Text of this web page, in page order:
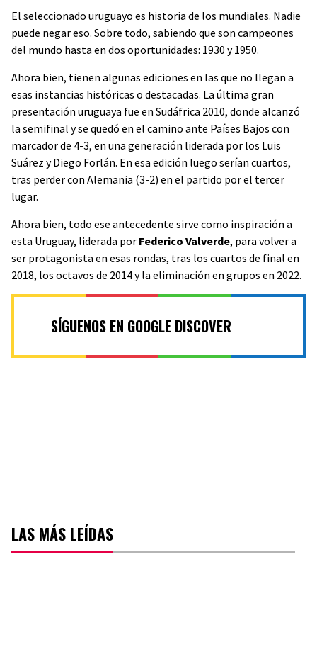
El seleccionado uruguayo es historia de los mundiales. Nadie
puede negar eso. Sobre todo, sabiendo que son campeones
del mundo hasta en dos oportunidades: 1930 y 1950.
Ahora bien, tienen algunas ediciones en las que no llegan a
esas instancias históricas o destacadas. La última gran
presentación uruguaya fue en Sudáfrica 2010, donde alcanzó
la semifinal y se quedó en el camino ante Países Bajos con
marcador de 4-3, en una generación liderada por los Luis
Suárez y Diego Forlán. En esa edición luego serían cuartos,
tras perder con Alemania (3-2) en el partido por el tercer
lugar.
Ahora bien, todo ese antecedente sirve como inspiración a
esta Uruguay, liderada por Federico Valverde, para volver a
ser protagonista en esas rondas, tras los cuartos de final en
2018, los octavos de 2014 y la eliminación en grupos en 2022.
SÍGUENOS EN GOOGLE DISCOVER
LAS MÁS LEÍDAS